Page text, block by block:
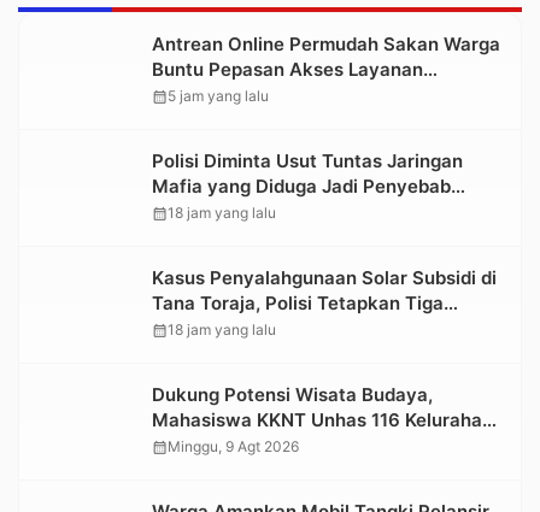
Antrean Online Permudah Sakan Warga
Buntu Pepasan Akses Layanan
Kesehatan Tanpa Hambatan
calendar_month5 jam yang lalu
Polisi Diminta Usut Tuntas Jaringan
Mafia yang Diduga Jadi Penyebab
Kelangkaan BBM di Toraja
calendar_month18 jam yang lalu
Kasus Penyalahgunaan Solar Subsidi di
Tana Toraja, Polisi Tetapkan Tiga
Tersangka Baru
calendar_month18 jam yang lalu
Dukung Potensi Wisata Budaya,
Mahasiswa KKNT Unhas 116 Kelurahan
Nonongan Utara Pasang Papan
calendar_monthMinggu, 9 Agt 2026